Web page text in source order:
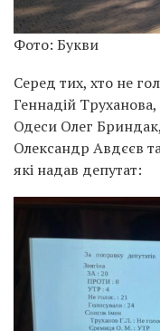
Фото: Букви
Серед тих, хто не
Геннадій
Одеси Олег
Олександр Авдєєв
які надав депутат: